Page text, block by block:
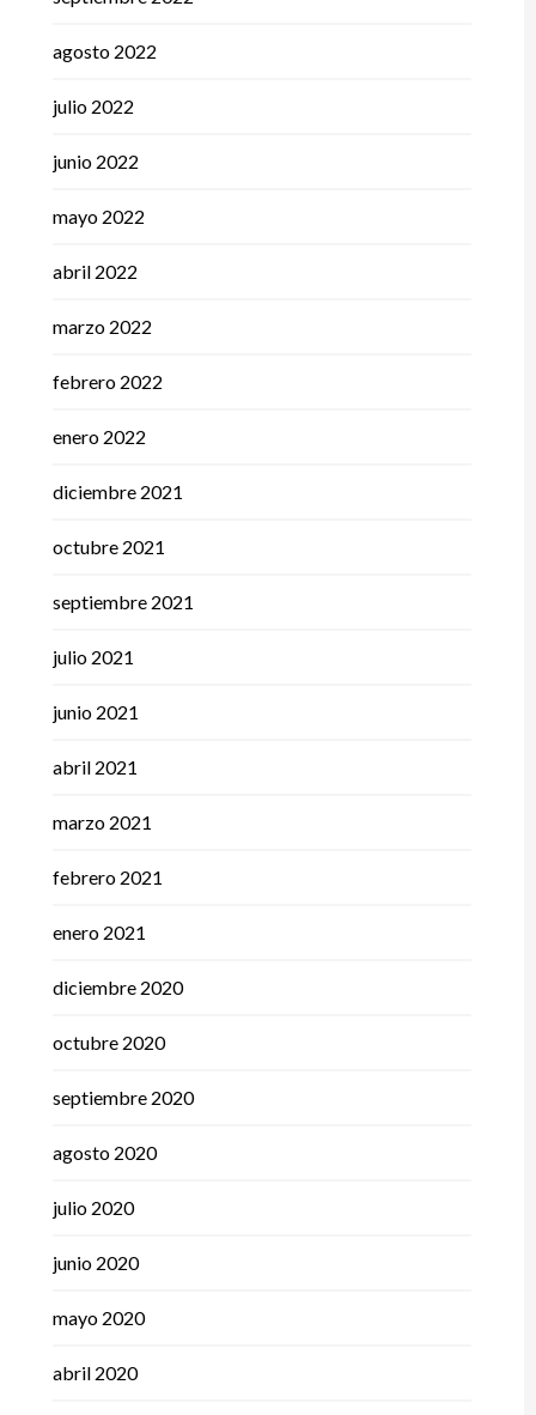
agosto 2022
julio 2022
junio 2022
mayo 2022
abril 2022
marzo 2022
febrero 2022
enero 2022
diciembre 2021
octubre 2021
septiembre 2021
julio 2021
junio 2021
abril 2021
marzo 2021
febrero 2021
enero 2021
diciembre 2020
octubre 2020
septiembre 2020
agosto 2020
julio 2020
junio 2020
mayo 2020
abril 2020